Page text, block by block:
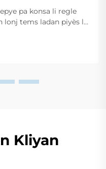
pa konsa li regle
lonj tems ladan piyès la
Kliyan